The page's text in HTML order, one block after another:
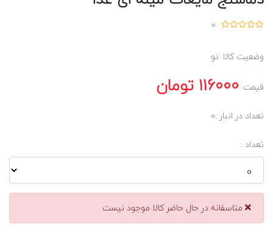
0
وضعیت کالا :نو
قیمت :116000 تومان
تعداد در انبار :0
تعداد :
متاسفانه در حال حاضر کالا موجود نیست